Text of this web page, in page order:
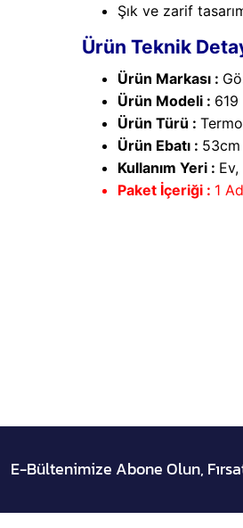
Şık ve zarif
Ürün Teknik
Ürün Markası :
Ürün Modeli : 619
Ürün Türü :
Ürün Ebatı : 53cm
Kullanım Yeri :
Paket İçeriği : 1
E-Bültenimize Abone Olun,